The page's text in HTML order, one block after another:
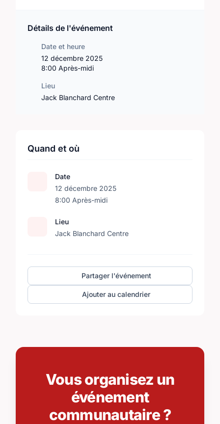
Détails de l'événement
Date et heure
12 décembre 2025
8:00 Après-midi
Lieu
Jack Blanchard Centre
Quand et où
Date
12 décembre 2025
8:00 Après-midi
Lieu
Jack Blanchard Centre
Partager l'événement
Ajouter au calendrier
Vous organisez un
événement
communautaire ?